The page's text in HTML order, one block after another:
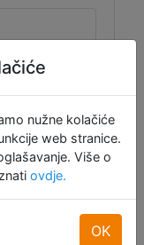
- 50
nužne kolačiće
web stranice.
Više o
ovdje.
OK